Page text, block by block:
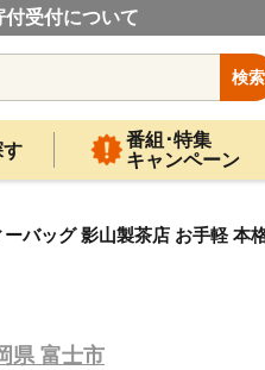
受付について
検索
す
番組･特集
キャンペーン
バッグ 影山製茶店 お手軽 本
県 富士市